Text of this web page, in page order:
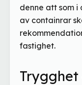
denne att som
av containrar
fastighet.